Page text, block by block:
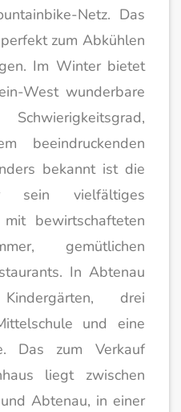
Netz. Das
zum Abkühlen
Im Winter bietet
West wunderbare
beeindruckenden
bekannt ist die
sein vielfältiges
mit bewirtschafteten
gemütlichen
In Abtenau
drei
und eine
Das zum Verkauf
liegt zwischen
Abtenau, in einer